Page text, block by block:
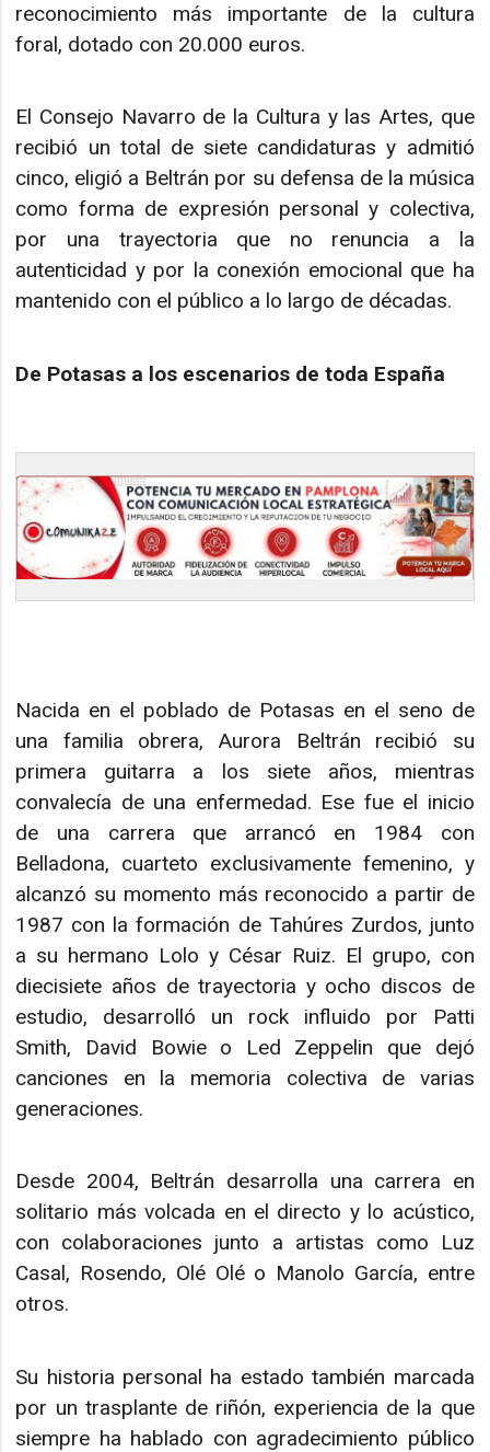
reconocimiento más importante de la cultura
foral, dotado con 20.000 euros.
El Consejo Navarro de la Cultura y las Artes, que
recibió un total de siete candidaturas y admitió
cinco, eligió a Beltrán por su defensa de la música
como forma de expresión personal y colectiva,
por una trayectoria que no renuncia a la
autenticidad y por la conexión emocional que ha
mantenido con el público a lo largo de décadas.
De Potasas a los escenarios de toda España
Nacida en el poblado de Potasas en el seno de
una familia obrera, Aurora Beltrán recibió su
primera guitarra a los siete años, mientras
convalecía de una enfermedad. Ese fue el inicio
de una carrera que arrancó en 1984 con
Belladona, cuarteto exclusivamente femenino, y
alcanzó su momento más reconocido a partir de
1987 con la formación de Tahúres Zurdos, junto
a su hermano Lolo y César Ruiz. El grupo, con
diecisiete años de trayectoria y ocho discos de
estudio, desarrolló un rock influido por Patti
Smith, David Bowie o Led Zeppelin que dejó
canciones en la memoria colectiva de varias
generaciones.
Desde 2004, Beltrán desarrolla una carrera en
solitario más volcada en el directo y lo acústico,
con colaboraciones junto a artistas como Luz
Casal, Rosendo, Olé Olé o Manolo García, entre
otros.
Su historia personal ha estado también marcada
por un trasplante de riñón, experiencia de la que
siempre ha hablado con agradecimiento público